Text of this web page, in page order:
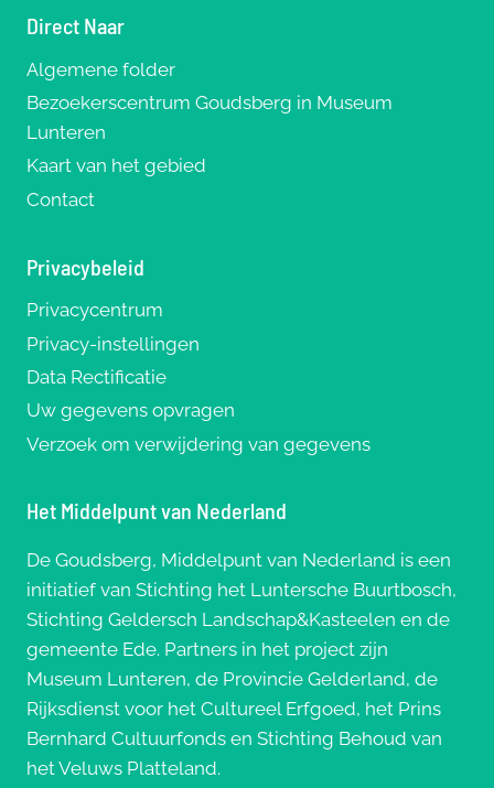
Direct Naar
Algemene folder
Bezoekerscentrum Goudsberg in Museum
Lunteren
Kaart van het gebied
Contact
Privacybeleid
Privacycentrum
Privacy-instellingen
Data Rectificatie
Uw gegevens opvragen
Verzoek om verwijdering van gegevens
Het Middelpunt van Nederland
De Goudsberg, Middelpunt van Nederland is een
initiatief van Stichting het Luntersche Buurtbosch,
Stichting Geldersch Landschap&Kasteelen en de
gemeente Ede. Partners in het project zijn
Museum Lunteren, de Provincie Gelderland, de
Rijksdienst voor het Cultureel Erfgoed, het Prins
Bernhard Cultuurfonds en Stichting Behoud van
het Veluws Platteland.